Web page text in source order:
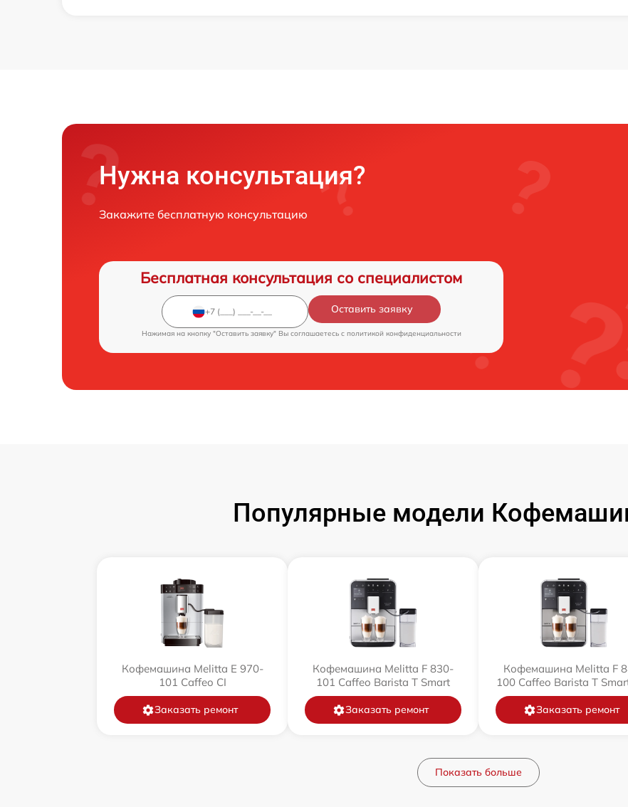
Нужна консультация?
Закажите бесплатную консультацию
Бесплатная консультация со специалистом
Оставить заявку
Нажимая на кнопку "Оставить заявку" Вы соглашаетесь c политикой конфиденциальности
Популярные модели
Кофемашина Melitta Е 970-
101 Caffeo CI
Заказать ремонт
Кофемашина Melitta F 830-
101 Caffeo Barista T Smart
Заказать ремонт
Кофемашина Melitta F
100 Caffeo Barista T
Заказать ремонт
Показать больше